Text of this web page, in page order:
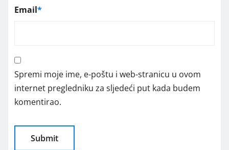
Email*
Spremi moje ime, e-poštu i web-stranicu u ovom
internet pregledniku za sljedeći put kada budem
komentirao.